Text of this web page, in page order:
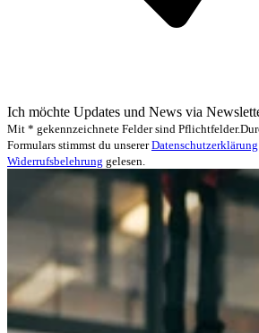
Ich möchte Updates und News via
Mit * gekennzeichnete Felder sind Pflichtfelder.
Formulars stimmst du unserer Datenschutzerklärung
Widerrufsbelehrung gelesen.